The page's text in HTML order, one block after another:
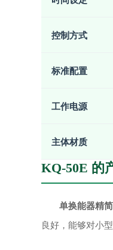
控制方式
标准配置
工作电源
主体材质
KQ-50E 的
单换能器精
良好，能够对小